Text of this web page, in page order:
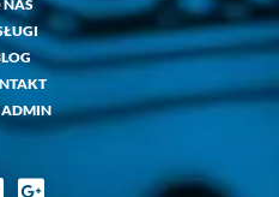
NAS
ADMIN